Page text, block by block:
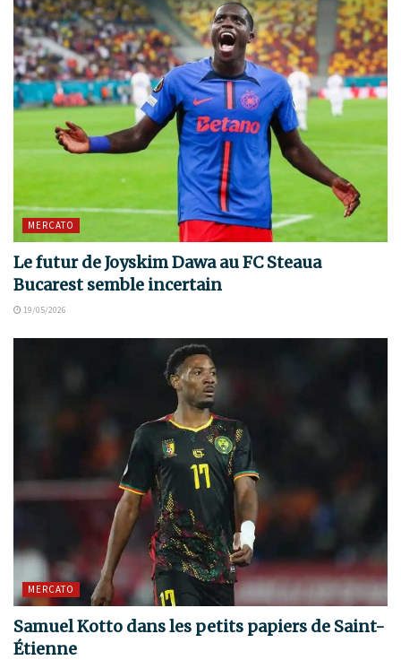
MERCATO
Le futur de Joyskim Dawa au FC Steaua
Bucarest semble incertain
19/05/2026
MERCATO
Samuel Kotto dans les petits papiers de Saint-
Étienne